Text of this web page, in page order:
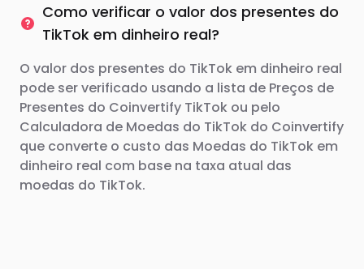
Como verificar o valor dos presentes do
TikTok em dinheiro real?
O valor dos presentes do TikTok em dinheiro real
pode ser verificado usando a lista de Preços de
Presentes do Coinvertify TikTok ou pelo
Calculadora de Moedas do TikTok do Coinvertify
que converte o custo das Moedas do TikTok em
dinheiro real com base na taxa atual das
moedas do TikTok.